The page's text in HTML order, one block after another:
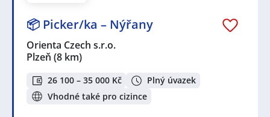
📦 Picker/ka – Nýřany
Orienta Czech s.r.o.
Plzeň (8 km)
26 100 – 35 000 Kč
Plný úvazek
Vhodné také pro cizince